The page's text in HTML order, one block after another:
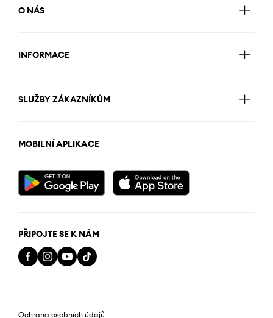
O NÁS
INFORMACE
SLUŽBY ZÁKAZNÍKŮM
MOBILNÍ APLIKACE
PŘIPOJTE SE K NÁM
Ochrana osobních údajů